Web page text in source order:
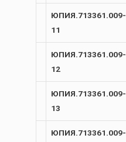
ЮПИЯ.713361.009-
11
ЮПИЯ.713361.009-
12
ЮПИЯ.713361.009-
13
ЮПИЯ.713361.009-